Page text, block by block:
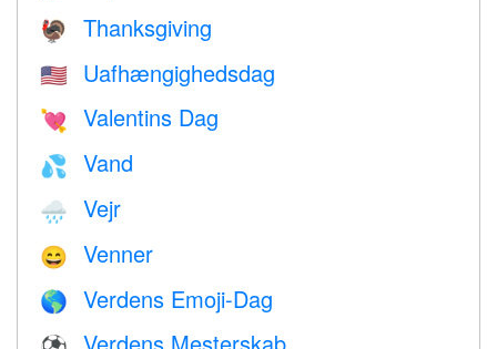
🦃 Thanksgiving
🇺🇸 Uafhængighedsdag
💘 Valentins Dag
💦 Vand
🌧 Vejr
😄 Venner
🌎 Verdens Emoji-Dag